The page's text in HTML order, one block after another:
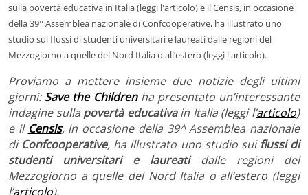
sulla povertà educativa in Italia (leggi l'articolo) e il Censis, in occasione
della 39° Assemblea nazionale di Confcooperative, ha illustrato uno
studio sui flussi di studenti universitari e laureati dalle regioni del
Mezzogiorno a quelle del Nord Italia o all’estero (leggi l'articolo).
Proviamo a mettere insieme due notizie degli ultimi
giorni: Save the Childrenha presentato un’interessante
indagine sulla povertà educativain Italia (leggi l’articolo)
e il Censis, in occasione della 39^ Assemblea nazionale
di Confcooperative, ha illustrato uno studio suiflussi di
studenti universitari e laureati dalle regioni del
Mezzogiorno a quelle del Nord Italia o all’estero (leggi
l’articolo).